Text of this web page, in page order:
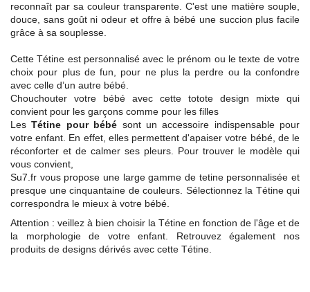
reconnaît par sa couleur transparente. C'est une matière souple,
douce, sans goût ni odeur et offre à bébé une succion plus facile
grâce à sa souplesse.
Cette Tétine est personnalisé avec le prénom ou le texte de votre
choix pour plus de fun, pour ne plus la perdre ou la confondre
avec celle d’un autre bébé.
Chouchouter votre bébé avec cette totote design mixte qui
convient pour les garçons comme pour les filles
LesTétine pour bébé sont un accessoire indispensable pour
votre enfant. En effet, elles permettent d'apaiser votre bébé, de le
réconforter et de calmer ses pleurs. Pour trouver le modèle qui
vous convient,
Su7.fr vous propose une large gamme de tetine personnalisée et
presque une cinquantaine de couleurs. Sélectionnez la Tétine qui
correspondra le mieux à votre bébé.
Attention : veillez à bien choisir la Tétine en fonction de l'âge et de
la morphologie de votre enfant. Retrouvez également nos
produits de designs dérivés avec cette Tétine.